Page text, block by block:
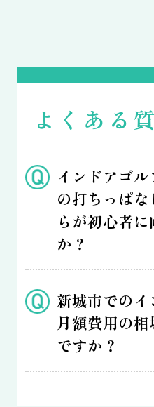
よくある
インドアゴ
の打ちっぱ
らが初心者
か？
新城市での
月額費用の
ですか？